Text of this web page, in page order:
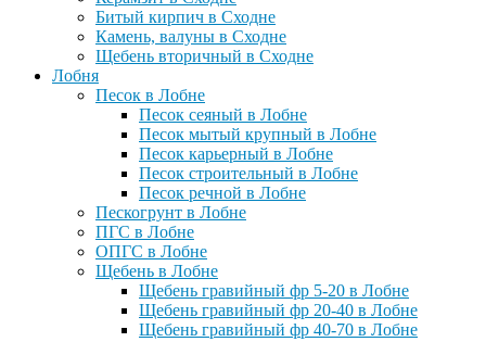
Битый кирпич в Сходне
Камень, валуны в Сходне
Щебень вторичный в Сходне
Лобня
Песок в Лобне
Песок сеяный в Лобне
Песок мытый крупный в Лобне
Песок карьерный в Лобне
Песок строительный в Лобне
Песок речной в Лобне
Пескогрунт в Лобне
ПГС в Лобне
ОПГС в Лобне
Щебень в Лобне
Щебень гравийный фр 5-20 в Лобне
Щебень гравийный фр 20-40 в Лобне
Щебень гравийный фр 40-70 в Лобне